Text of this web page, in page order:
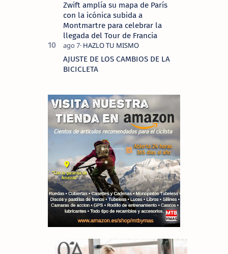
Zwift amplía su mapa de París
con la icónica subida a
Montmartre para celebrar la
llegada del Tour de Francia
AJUSTE DE LOS CAMBIOS DE LA
BICICLETA